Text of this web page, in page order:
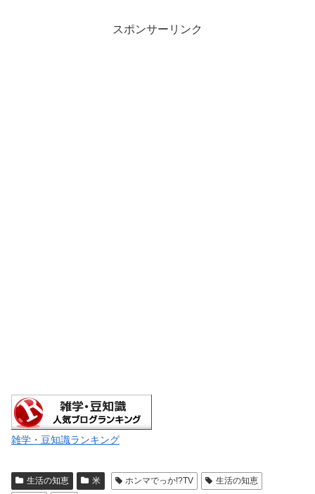
スポンサーリンク
雑学・豆知識ランキング
生活の知恵 米 ホンマでっか!?TV
生活の知恵